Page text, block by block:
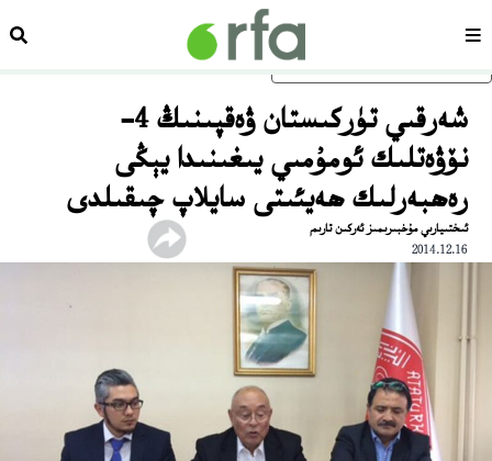
ئاساسلىق مەزمۇنغا ئاتلاڭسەھىپە
شەرقىي تۈركىستان ۋەقپىنىڭ 4-
نۆۋەتلىك ئومۇمىي يىغىنىدا يېڭى
رەھبەرلىك ھەيئىتى سايلاپ چىقىلدى
ئىختىيارىي مۇخبىرىمىز ئەركىن تارىم
2014.12.16